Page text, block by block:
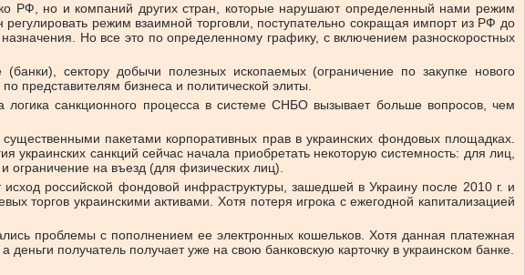
РФ, но и компаний других стран, которые нарушают определенный нами режим
режим взаимной торговли, поступательно сокращая импорт из РФ до
Но все это по определенному графику, с включением разноскоростных
сектору добычи полезных ископаемых (ограничение по закупке нового
представителям бизнеса и политической элиты.
санкционного процесса в системе СНБО вызывает больше вопросов, чем
пакетами корпоративных прав в украинских фондовых площадках.
санкций сейчас начала приобретать некоторую системность: для лиц,
на въезд (для физических лиц).
российской фондовой инфраструктуры, зашедшей в Украину после 2010 г. и
торгов украинскими активами. Хотя потеря игрока с ежегодной капитализацией
проблемы с пополнением ее электронных кошельков. Хотя данная платежная
получатель получает уже на свою банковскую карточку в украинском банке.